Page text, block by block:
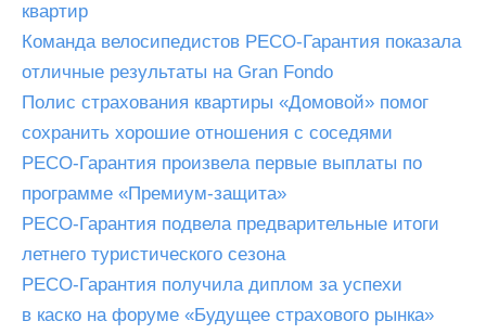
квартир
Команда велосипедистов РЕСО-Гарантия показала
отличные результаты на Gran Fondo
Полис страхования квартиры «Домовой» помог
сохранить хорошие отношения с соседями
РЕСО-Гарантия произвела первые выплаты по
программе «Премиум-защита»
РЕСО-Гарантия подвела предварительные итоги
летнего туристического сезона
РЕСО-Гарантия получила диплом за успехи
в каско на форуме «Будущее страхового рынка»